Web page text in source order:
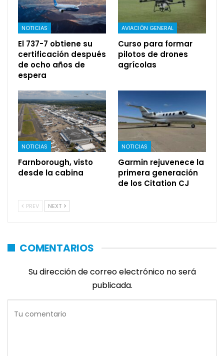
NOTICIAS
El 737-7 obtiene su
certificación después
de ocho años de
espera
AVIACIÓN GENERAL
Curso para formar
pilotos de drones
agrícolas
NOTICIAS
Farnborough, visto
desde la cabina
NOTICIAS
Garmin rejuvenece la
primera generación
de los Citation CJ
PREV NEXT
COMENTARIOS
Su dirección de correo electrónico no será
publicada.